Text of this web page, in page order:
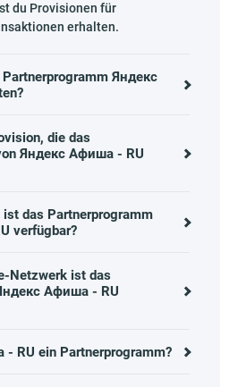
du Provisionen für
erhalten.
Яндекс
die das
Яндекс Афиша - RU
ist das Partnerprogramm
verfügbar?
Netzwerk ist das
Афиша - RU
RU ein Partnerprogramm?